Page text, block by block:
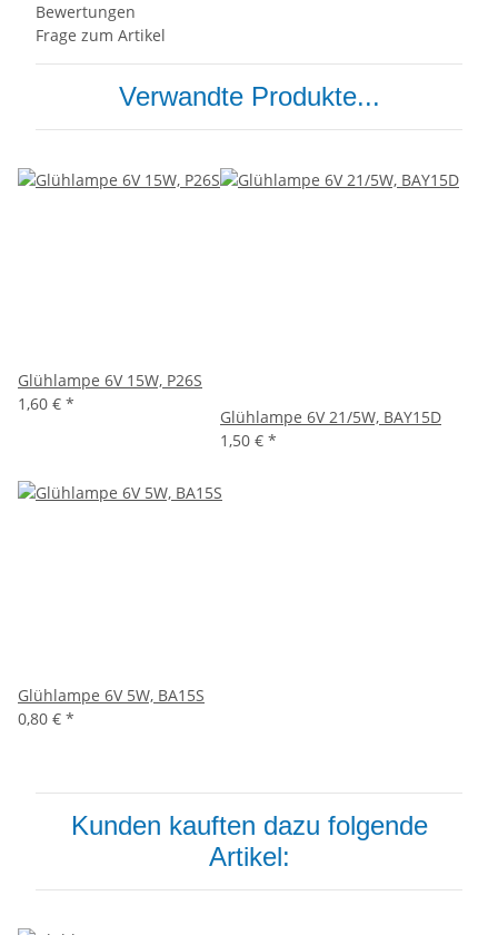
Bewertungen
Frage zum Artikel
Verwandte Produkte...
Glühlampe 6V 15W, P26S
1,60 € *
Glühlampe 6V 21/5W, BAY15D
1,50 € *
Glühlampe 6V 5W, BA15S
0,80 € *
Kunden kauften dazu folgende
Artikel: